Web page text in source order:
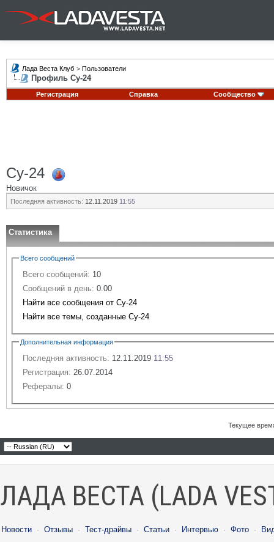
Лада Веста Клуб > Пользователи
Профиль Су-24
Регистрация Справка Сообщество
Су-24
Новичок
Последняя активность: 12.11.2019 11:55
Статистика
Всего сообщений
Всего сообщений: 10
Сообщений в день: 0.00
Найти все сообщения от Су-24
Найти все темы, созданные Су-24
Дополнительная информация
Последняя активность: 12.11.2019 11:55
Регистрация: 26.07.2014
Рефералы: 0
Текущее
ЛАДА ВЕСТА (LADA
Новости · Отзывы · Тест-драйвы · Статьи · Интервью · Фото ·